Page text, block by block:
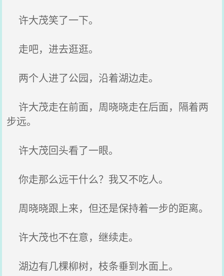
许大茂笑了一下。
走吧，进去逛逛。
两个人进了公园，沿着湖边走。
许大茂走在前面，周晓晓走在后面，隔着两
步远。
许大茂回头看了一眼。
你走那么远干什么？我又不吃人。
周晓晓跟上来，但还是保持着一步的距离。
许大茂也不在意，继续走。
湖边有几棵柳树，枝条垂到水面上。